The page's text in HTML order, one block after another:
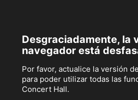
Desgraciadamente, la
navegador está
Por favor, actualice la versión
para poder utilizar todas las
Concert Hall.